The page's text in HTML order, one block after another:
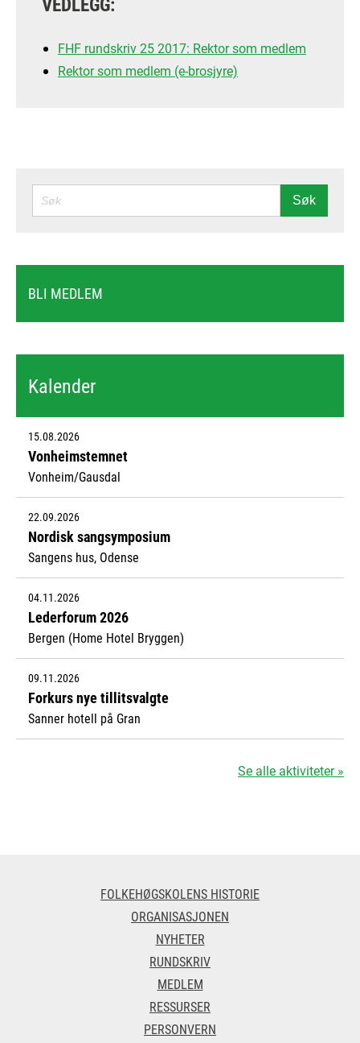
FHF rundskriv 25 2017: Rektor som medlem
Rektor som medlem (e-brosjyre)
SØK Søk
BLI MEDLEM
Kalender
15.08.2026
Vonheimstemnet
Vonheim/Gausdal
22.09.2026
Nordisk sangsymposium
Sangens hus, Odense
04.11.2026
Lederforum 2026
Bergen (Home Hotel Bryggen)
09.11.2026
Forkurs nye tillitsvalgte
Sanner hotell på Gran
Se alle aktiviteter »
FOLKEHØGSKOLENS HISTORIE
ORGANISASJONEN
NYHETER
RUNDSKRIV
MEDLEM
RESSURSER
PERSONVERN